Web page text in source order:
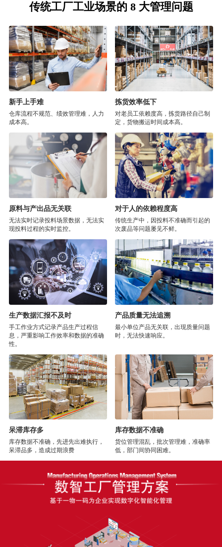
传统工厂工业场景的 8 大管理问题
新手上手难
仓库流程不规范、绩效管理难，人力
成本高。
拣货效率低下
对老员工依赖度高，拣货路径自己制
定，货物搬运时间成本高。
原料与产出品无关联
无法实时记录投料场景数据，无法实
现投料过程的实时监控。
对于人的依赖程度高
传统生产中，因投料不准确而引起的
次废品等问题屡见不鲜。
生产数据汇报不及时
手工作业方式记录产品生产过程信
息，严重影响工作效率和数据的准确
性。
产品质量无法追溯
最小单位产品无关联，出现质量问题
时，无法快速响应。
呆滞库存多
库存数据不准确，先进先出难执行，
呆滞品多，造成过期浪费
库存数据不准确
货位管理混乱，批次管理难，准确率
低，部门间协同困难。